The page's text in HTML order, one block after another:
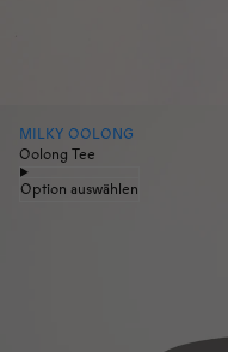
MILKY OOLONG
Oolong Tee
Option auswählen